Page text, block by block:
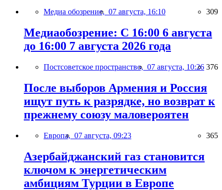
Медиа обозрение, 07 августа, 16:10 309
Медиаобозрение: С 16:00 6 августа
до 16:00 7 августа 2026 года
Постсоветское пространство, 07 августа, 10:26 376
После выборов Армения и Россия
ищут путь к разрядке, но возврат к
прежнему союзу маловероятен
Европа, 07 августа, 09:23 365
Азербайджанский газ становится
ключом к энергетическим
амбициям Турции в Европе